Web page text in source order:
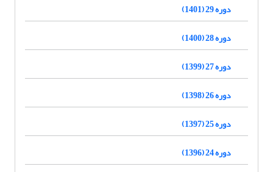
دوره 29 (1401)
دوره 28 (1400)
دوره 27 (1399)
دوره 26 (1398)
دوره 25 (1397)
دوره 24 (1396)